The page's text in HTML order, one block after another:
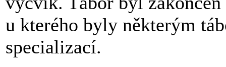
u kterého byly některým
specializací.